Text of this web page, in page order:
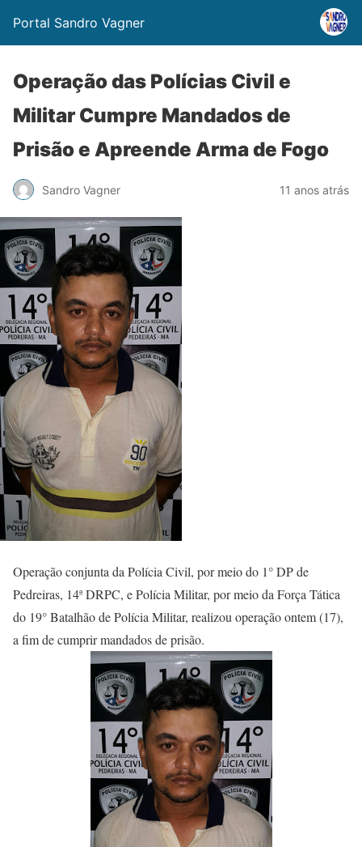
Portal Sandro Vagner
Operação das Polícias Civil e
Militar Cumpre Mandados de
Prisão e Apreende Arma de Fogo
Sandro Vagner 11 anos atrás
Operação conjunta da Polícia Civil, por meio do 1° DP de
Pedreiras, 14ª DRPC, e Polícia Militar, por meio da Força Tática
do 19° Batalhão de Polícia Militar, realizou operação ontem (17),
a fim de cumprir mandados de prisão.